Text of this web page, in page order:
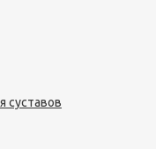
суставов